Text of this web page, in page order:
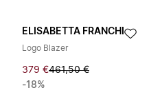
ELISABETTA FRANCHI
Logo Blazer
379 €461,50 €
-18%